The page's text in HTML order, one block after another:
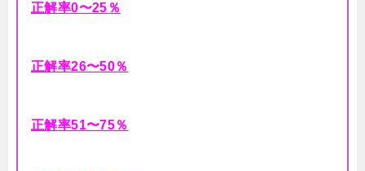
正解率0〜25％
正解率26〜50％
正解率51〜75％